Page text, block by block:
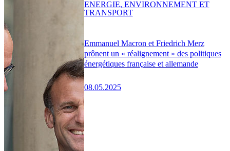
Emmanuel Macron et Friedrich Merz
prônent un « réalignement » des politiques
énergétiques française et allemande
08.05.2025
ENERGIE, ENVIRONNEMENT ET
TRANSPORT